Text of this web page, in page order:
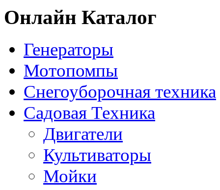
Онлайн Каталог
Генераторы
Мотопомпы
Снегоуборочная техника
Садовая Техника
Двигатели
Культиваторы
Мойки